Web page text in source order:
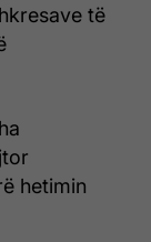
të
hetimin